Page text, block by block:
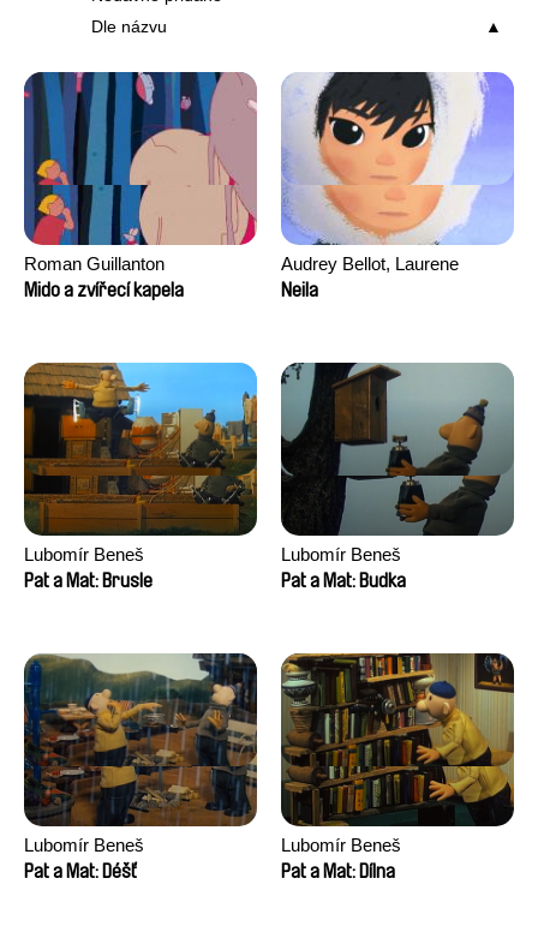
Dle názvu
Roman Guillanton
Mido a zvířecí kapela
Audrey Bellot, Laurene
Desoutter, Amandine
David Tabar, Guillaume
Vezzoli, Eline Zhang
Neila
Lubomír Beneš
Pat a Mat: Brusle
Lubomír Beneš
Pat a Mat: Budka
Lubomír Beneš
Pat a Mat: Déšť
Lubomír Beneš
Pat a Mat: Dílna